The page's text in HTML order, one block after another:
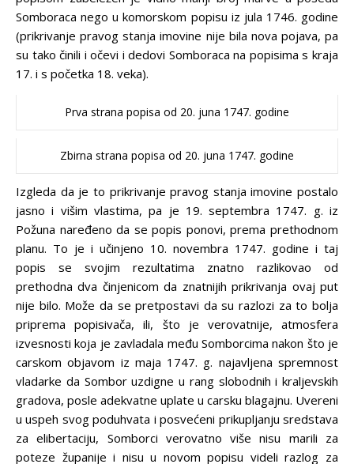
Somboraca nego u komorskom popisu iz jula 1746. godine
(prikrivanje pravog stanja imovine nije bila nova pojava, pa
su tako činili i očevi i dedovi Somboraca na popisima s kraja
17. i s početka 18. veka).
Prva strana popisa od 20. juna 1747. godine
Zbirna strana popisa od 20. juna 1747. godine
Izgleda da je to prikrivanje pravog stanja imovine postalo
jasno i višim vlastima, pa je 19. septembra 1747. g. iz
Požuna naređeno da se popis ponovi, prema prethodnom
planu. To je i učinjeno 10. novembra 1747. godine i taj
popis se svojim rezultatima znatno razlikovao od
prethodna dva činjenicom da znatnijih prikrivanja ovaj put
nije bilo. Može da se pretpostavi da su razlozi za to bolja
priprema popisivača, ili, što je verovatnije, atmosfera
izvesnosti koja je zavladala među Somborcima nakon što je
carskom objavom iz maja 1747. g. najavljena spremnost
vladarke da Sombor uzdigne u rang slobodnih i kraljevskih
gradova, posle adekvatne uplate u carsku blagajnu. Uvereni
u uspeh svog poduhvata i posvećeni prikupljanju sredstava
za elibertaciju, Somborci verovatno više nisu marili za
poteze županije i nisu u novom popisu videli razlog za